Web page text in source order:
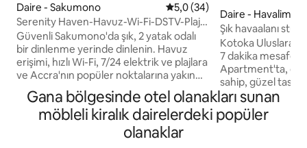
Daire - Sakumono 5 üzerinden ortalama 5,0
5,0 (34)
Serenity Haven-Havuz-Wi-Fi-DSTV-Plaja
15 dakika mesafede
Güvenli Sakumono'da şık, 2 yatak odalı
bir dinlenme yerinde dinlenin. Havuz
erişimi, hızlı Wi-Fi, 7/24 elektrik ve plajlara
ve Accra'nın popüler noktalarına yakın
huzurlu bir ortam. Çiftler, aileler, iş için
seyahat edenler ve daha uzun
konaklamalar için idealdir. Accra'nın
cazibe merkezlerine kolay erişimiyle iş,
aileyle vakit geçirme veya kaçamak için
Daire -
nı
Şık havaalanı
spor salonu
Kotoka
7 dakika
Apartment'ta, özel
sahip, güzel
dairede konforlu
yaşayın. İster iş
ister yalnız
Gana bölgesinde otel olanakları sunan
möbleli kiralık dairelerdeki popüler
olanaklar